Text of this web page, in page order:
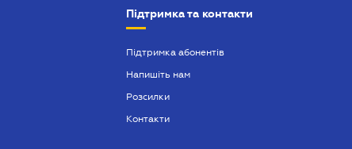
Підтримка та контакти
Підтримка абонентів
Напишіть нам
Розсилки
Контакти